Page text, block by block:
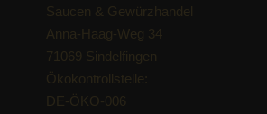
Saucen & Gewürzhandel
Anna-Haag-Weg 34
71069 Sindelfingen
Ökokontrollstelle:
DE-ÖKO-006